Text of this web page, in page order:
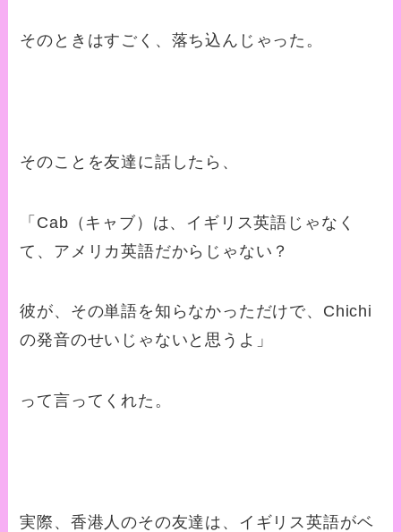
そのときはすごく、落ち込んじゃった。
そのことを友達に話したら、
「 Cab （キャブ）は、イギリス英語じゃなく
て、アメリカ英語だからじゃない？
彼が、その単語を知らなかっただけで、 Chichi
の発音のせいじゃないと思うよ」
って言ってくれた。
実際、香港人のその友達は、イギリス英語がベ